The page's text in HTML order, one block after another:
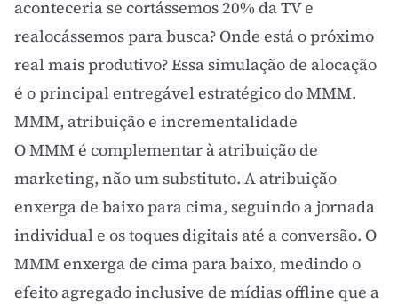
aconteceria se cortássemos 20% da TV e
realocássemos para busca? Onde está o próximo
real mais produtivo? Essa simulação de alocação
é o principal entregável estratégico do MMM.
MMM, atribuição e incrementalidade
O MMM é complementar à atribuição de
marketing, não um substituto. A atribuição
enxerga de baixo para cima, seguindo a jornada
individual e os toques digitais até a conversão. O
MMM enxerga de cima para baixo, medindo o
efeito agregado inclusive de mídias offline que a